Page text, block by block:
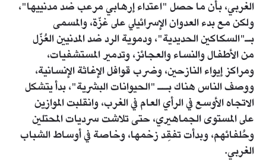
الغربي، بأن ما حصل "اعتداء إرهابي مرعب ضد مدنييها"،
ولكن مع بدء العدوان الإسرائيلي على غزّة، والمسمى
بـ"السكاكين الحديدية"، ودموية الرد ضد المدنيين العُزّل
من الأطفال والنساء والعجائز، وتدمير المستشفيات،
ومراكز إيواء النازحين، وضرب قوافل الإغاثة الإنسانية،
ووصف الناس هناك بــ "الحيوانات البشرية"، بدأ يتشكل
الاتجاه الأوسع في الرأي العام في الغرب، وانقلبت الموازين
على المستوى الجماهيري، حتى تلاشت سرديات المحتلين
وحُلفائهم، وبدأت تفقِد زخمها، وخاصة في أوساط الشباب
الغربي.